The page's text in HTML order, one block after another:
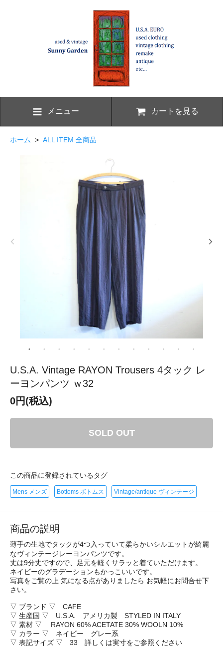
メニュー カートを見る
ホーム > ALL ITEM 全商品
U.S.A. Vintage RAYON Trousers 4タック レ
ーヨンパンツ ｗ32
0円(税込)
SOLD OUT
この商品に登録されているタグ
Mens メンズ Bottoms ボトムス Vintage/antique ヴィンテージ
商品の説明
薄手の生地でタックが4つ入っていて柔らかいシルエットが綺麗
なヴィンテージレーヨンパンツです。
丈は9分丈ですので、足元を軽くサラッと着ていただけます。
ネイビーのグラデーションもかっこいいです。
写真をご覧の上 気になる点がありましたら お気軽にお問合せ下
さい。
▽ ブランド ▽ CAFE
▽ 生産国 ▽ U.S.A. アメリカ製 STYLED IN ITALY
▽ 素材 ▽ RAYON 60% ACETATE 30% WOOLN 10%
▽ カラー ▽ ネイビー グレー系
▽ 表記サイズ ▽ 33 詳しくは実寸をご参照ください